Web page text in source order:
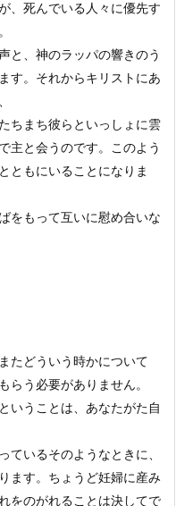
、死んでいる人々に優先す
と、神のラッパの響きのう
す。それからキリストにあ
ちまち彼らといっしょに雲
主と会うのです。このよう
ともにいることになりま
をもって互いに慰め合いな
たどういう時かについて
らう必要がありません。
いうことは、あなたがた自
ているそのようなときに、
ます。ちょうど妊婦に産み
をのがれることは決してで